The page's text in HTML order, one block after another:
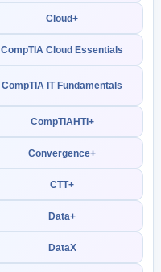
Cloud+
CompTIA Cloud Essentials
CompTIA IT Fundamentals
CompTIAHTI+
Convergence+
CTT+
Data+
DataX